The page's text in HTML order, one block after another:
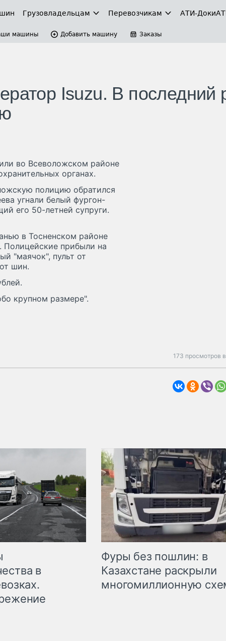
Грузовладельцам Перевозчикам АТИ-Доки
машины Добавить машину Заказы
Isuzu. В последний
во Всеволожском районе
органах.
полицию обратился
угнали белый фургон-
его 50-летней супруги.
в Тосненском районе
Полицейские прибыли на
"маячок", пульт от
шин.
крупном размере".
173 просмотров
в
Фуры без пошлин: в
Казахстане раскрыли
многомиллионную